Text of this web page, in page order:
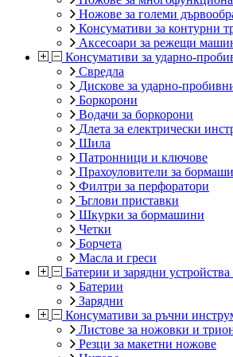
Ножове за големи
Консумативи за контурни
Аксесоари за режещи
Консумативи за ударно-
Свредла
Дискове за ударно-
Боркорони
Водачи за боркорони
Длета за електрически
Шила
Патронници и ключове
Прахоуловители за
Филтри за перфоратори
Ъглови приставки
Шкурки за бормашини
Четки
Борчета
Масла и греси
Батерии и зарядни
Батерии
Зарядни
Консумативи за ръчни
Листове за ножовки и
Резци за макетни ножове